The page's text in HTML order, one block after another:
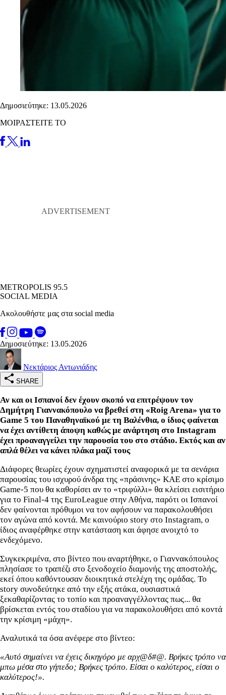
Δημοσιεύτηκε: 13.05.2026
ΜΟΙΡΑΣΤΕΙΤΕ ΤΟ
METROPOLIS 95.5
SOCIAL MEDIA
Ακολουθήστε μας στα social media
Δημοσιεύτηκε: 13.05.2026
Νεκτάριος Αντωνιάδης
SHARE
Αν και οι Ισπανοί δεν έχουν σκοπό να επιτρέψουν τον
Δημήτρη Γιαννακόπουλο να βρεθεί στη «Roig Arena» για το
Game 5 του Παναθηναϊκού με τη Βαλένθια, ο ίδιος φαίνεται
να έχει αντίθετη άποψη καθώς με ανάρτηση στο Instagram
έχει προαναγγείλει την παρουσία του στο στάδιο. Εκτός και αν
απλά θέλει να κάνει πλάκα μαζί τους
Διάφορες θεωρίες έχουν σχηματιστεί αναφορικά με τα σενάρια
παρουσίας του ισχυρού άνδρα της «πράσινης» ΚΑΕ στο κρίσιμο
Game-5 που θα καθορίσει αν το «τριφύλλι» θα κλείσει εισιτήριο
για το Final-4 της EuroLeague στην Αθήνα, παρότι οι Ισπανοί
δεν φαίνονται πρόθυμοι να τον αφήσουν να παρακολουθήσει
τον αγώνα από κοντά. Με καινούριο story στο Instagram, ο
ίδιος αναφέρθηκε στην κατάσταση και άφησε ανοιχτό το
ενδεχόμενο.
Συγκεκριμένα, στο βίντεο που αναρτήθηκε, ο Γιαννακόπουλος
πλησίασε το τραπέζι στο ξενοδοχείο διαμονής της αποστολής,
εκεί όπου καθόντουσαν διοικητικά στελέχη της ομάδας. Το
story συνοδεύτηκε από την εξής ατάκα, ουσιαστικά
ξεκαθαρίζοντας το τοπίο και προαναγγέλλοντας πως... θα
βρίσκεται εντός του σταδίου για να παρακολουθήσει από κοντά
την κρίσιμη «μάχη».
Αναλυτικά τα όσα ανέφερε στο βίντεο:
«Αυτό σημαίνει να έχεις δικηγόρο με αρχ@δ#@. Βρήκες τρόπο να
μπω μέσα στο γήπεδο; Βρήκες τρόπο. Είσαι ο καλύτερος, είσαι ο
καλύτερος!».